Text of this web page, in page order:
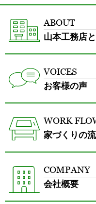
ABOUT
山本工務店
VOICES
お客様の声
WORK
家づくりの
COMPANY
会社概要